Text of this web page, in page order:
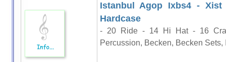
Istanbul Agop Ixbs4 -
Hardcase
- 20 Ride - 14 Hi Hat - 16
Percussion, Becken, Becken Sets,